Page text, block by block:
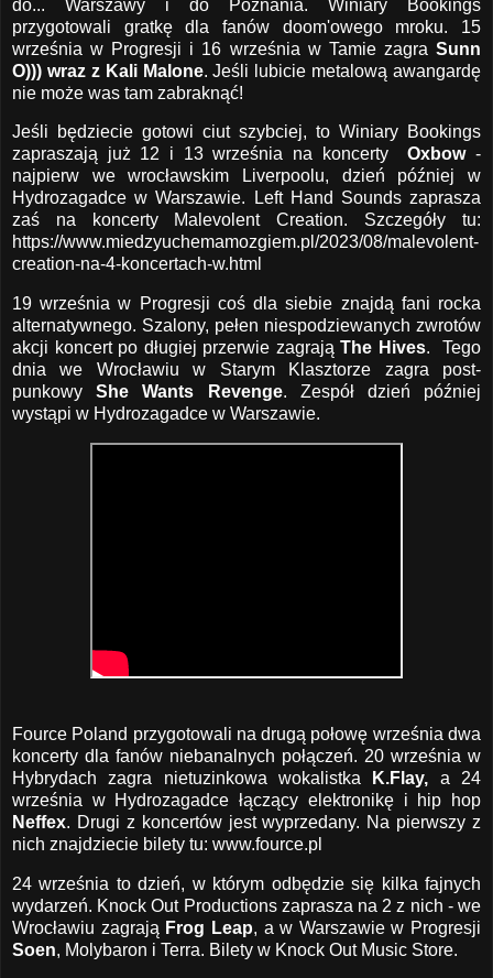
do... Warszawy i do Poznania. Winiary Bookings
przygotowali gratkę dla fanów doom'owego mroku. 15
września w Progresji i 16 września w Tamie zagra Sunn
O))) wraz z Kali Malone. Jeśli lubicie metalową awangardę
nie może was tam zabraknąć!
Jeśli będziecie gotowi ciut szybciej, to Winiary Bookings
zapraszają już 12 i 13 września na koncertyOxbow-
najpierw we wrocławskim Liverpoolu, dzień później w
Hydrozagadce w Warszawie. Left Hand Sounds zaprasza
zaś na koncerty Malevolent Creation. Szczegóły tu:
https://www.miedzyuchemamozgiem.pl/2023/08/malevolent-
creation-na-4-koncertach-w.html
19 września w Progresji coś dla siebie znajdą fani rocka
alternatywnego. Szalony, pełen niespodziewanych zwrotów
akcji koncert po długiej przerwie zagrająThe Hives. Tego
dnia we Wrocławiu w Starym Klasztorze zagra post-
punkowy She Wants Revenge. Zespół dzień później
wystąpi w Hydrozagadce w Warszawie.
Fource Poland przygotowali na drugą połowę września dwa
koncerty dla fanów niebanalnych połączeń. 20 września w
Hybrydach zagra nietuzinkowa wokalistka
K.Flay, a 24
września w Hydrozagadce łączący elektronikę i hip hop
Neffex. Drugi z koncertów jest wyprzedany. Na pierwszy z
nich znajdziecie bilety tu: www.fource.pl
24 września to dzień, w którym odbędzie się kilka fajnych
wydarzeń. Knock Out Productions zaprasza na 2 z nich - we
Wrocławiu zagrają Frog Leap, a w Warszawie w Progresji
Soen, Molybaron i Terra. Bilety w Knock Out Music Store.